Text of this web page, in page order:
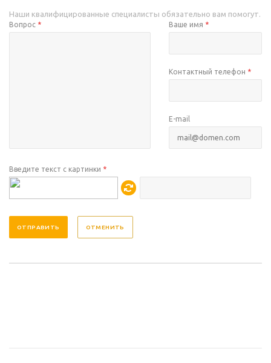
Наши квалифицированные специалисты обязательно вам помогут.
Вопрос * Ваше имя *
Контактный телефон *
E-mail
Введите текст с картинки *
ОТМЕНИТЬ